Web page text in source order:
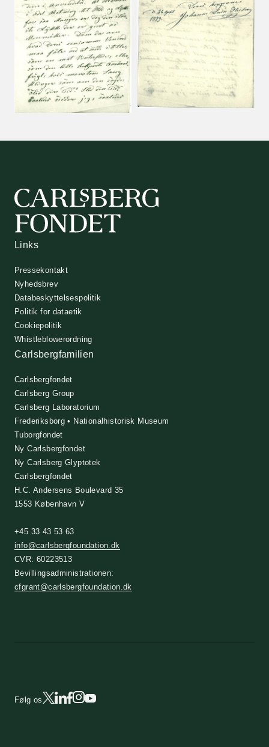
Links
Pressekontakt
Nyhedsbrev
Databeskyttelsespolitik
Politik for dataetik
Cookiepolitik
Whistleblowerordning
Carlsbergfamilien
Carlsbergfondet
Carlsberg Group
Carlsberg Laboratorium
Frederiksborg • Nationalhistorisk Museum
Tuborgfondet
Ny Carlsbergfondet
Ny Carlsberg Glyptotek
Carlsbergfondet
H.C. Andersens Boulevard 35
1553 København V
+45 33 43 53 63
info@carlsbergfoundation.dk
CVR: 60223513
Bevillingsadministrationen:
cfgrant@carlsbergfoundation.dk
Følg os